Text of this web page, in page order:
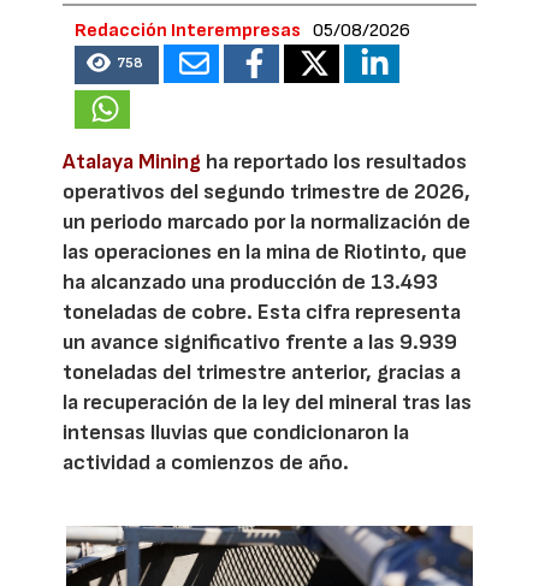
Redacción Interempresas 05/08/2026
758
Atalaya Mining ha reportado los resultados
operativos del segundo trimestre de 2026,
un periodo marcado por la normalización de
las operaciones en la mina de Riotinto, que
ha alcanzado una producción de 13.493
toneladas de cobre. Esta cifra representa
un avance significativo frente a las 9.939
toneladas del trimestre anterior, gracias a
la recuperación de la ley del mineral tras las
intensas lluvias que condicionaron la
actividad a comienzos de año.